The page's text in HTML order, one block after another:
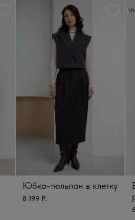
Юбка-тюльпан в клетку
8 199 Р.